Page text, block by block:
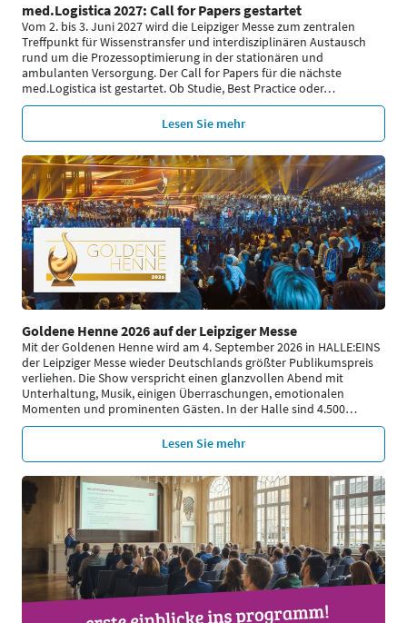
med.Logistica 2027: Call for Papers gestartet
Vom 2. bis 3. Juni 2027 wird die Leipziger Messe zum zentralen
Treffpunkt für Wissenstransfer und interdisziplinären Austausch
rund um die Prozessoptimierung in der stationären und
ambulanten Versorgung. Der Call for Papers für die nächste
med.Logistica ist gestartet. Ob Studie, Best Practice oder…
Lesen Sie mehr
Goldene Henne 2026 auf der Leipziger Messe
Mit der Goldenen Henne wird am 4. September 2026 in HALLE:EINS
der Leipziger Messe wieder Deutschlands größter Publikumspreis
verliehen. Die Show verspricht einen glanzvollen Abend mit
Unterhaltung, Musik, einigen Überraschungen, emotionalen
Momenten und prominenten Gästen. In der Halle sind 4.500…
Lesen Sie mehr